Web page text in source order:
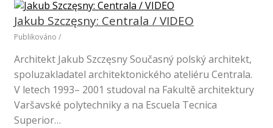
Jakub Szczęsny: Centrala / VIDEO
Publikováno /
Architekt Jakub Szczęsny Současný polský architekt,
spoluzakladatel architektonického ateliéru Centrala.
V letech 1993– 2001 studoval na Fakultě architektury
Varšavské polytechniky a na Escuela Tecnica
Superior…